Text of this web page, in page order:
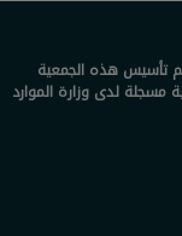
تأسيس هذه الجمعية
لدى وزارة الموارد